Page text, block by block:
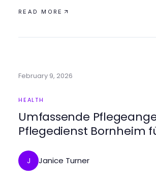
READ MORE
February 9, 2026
HEALTH
Umfassende
Pflegedienst Bornheim
J Janice Turner